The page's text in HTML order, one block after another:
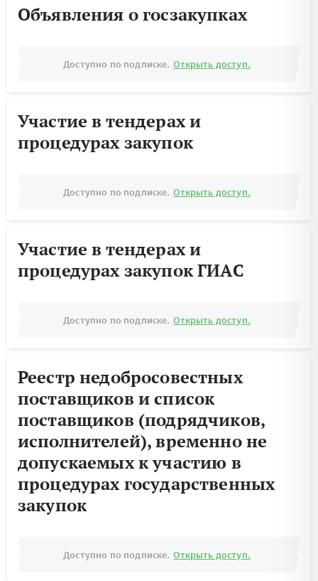
Объявления о госзакупках
Доступно по подписке. Открыть доступ.
Участие в тендерах и
процедурах закупок
Доступно по подписке. Открыть доступ.
Участие в тендерах и
процедурах закупок ГИАС
Доступно по подписке. Открыть доступ.
Реестр недобросовестных
поставщиков и список
поставщиков (подрядчиков,
исполнителей), временно не
допускаемых к участию в
процедурах государственных
закупок
Доступно по подписке. Открыть доступ.